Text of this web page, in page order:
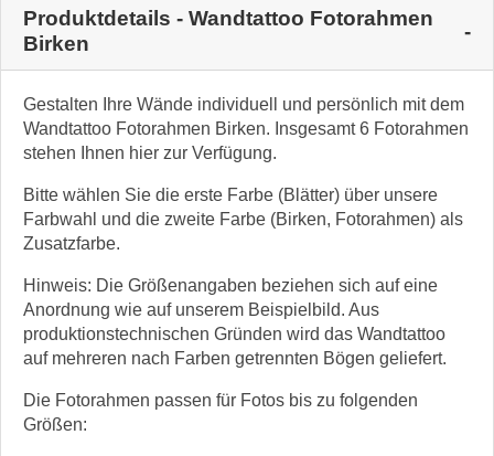
Produktdetails - Wandtattoo Fotorahmen
Birken
Gestalten Ihre Wände individuell und persönlich mit dem
Wandtattoo Fotorahmen Birken. Insgesamt 6 Fotorahmen
stehen Ihnen hier zur Verfügung.
Bitte wählen Sie die erste Farbe (Blätter) über unsere
Farbwahl und die zweite Farbe (Birken, Fotorahmen) als
Zusatzfarbe.
Hinweis: Die Größenangaben beziehen sich auf eine
Anordnung wie auf unserem Beispielbild. Aus
produktionstechnischen Gründen wird das Wandtattoo
auf mehreren nach Farben getrennten Bögen geliefert.
Die Fotorahmen passen für Fotos bis zu folgenden
Größen: